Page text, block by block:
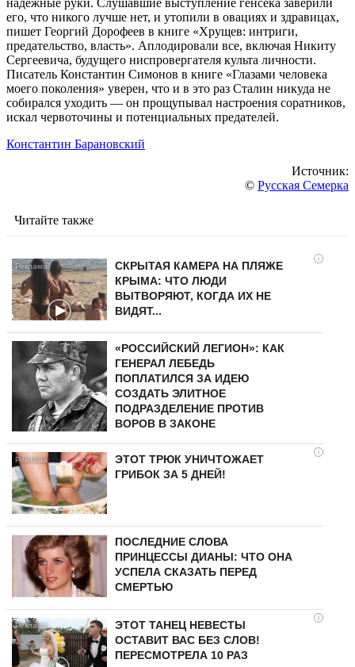
надежные руки. Слушавшие выступление генсека заверили
его, что никого лучше нет, и утопили в овациях и здравицах,
пишет Георгий Дорофеев в книге «Хрущев: интриги,
предательство, власть». Аплодировали все, включая Никиту
Сергеевича, будущего ниспровергателя культа личности.
Писатель Константин Симонов в книге «Глазами человека
моего поколения» уверен, что и в это раз Сталин никуда не
собирался уходить — он прощупывал настроения соратников,
искал червоточины и потенциальных предателей.
Константин Барановский
Источник:
© Русская Семерка
Читайте также
i
СКРЫТАЯ КАМЕРА НА ПЛЯЖЕ
КРЫМА: ЧТО ЛЮДИ
ВЫТВОРЯЮТ, КОГДА ИХ НЕ
ВИДЯТ...
«РОССИЙСКИЙ ЛЕГИОН»: КАК
ГЕНЕРАЛ ЛЕБЕДЬ
ПОПЛАТИЛСЯ ЗА ИДЕЮ
СОЗДАТЬ ЭЛИТНОЕ
ПОДРАЗДЕЛЕНИЕ ПРОТИВ
ВОРОВ В ЗАКОНЕ
i
ЭТОТ ТРЮК УНИЧТОЖАЕТ
ГРИБОК ЗА 5 ДНЕЙ!
ПОСЛЕДНИЕ СЛОВА
ПРИНЦЕССЫ ДИАНЫ: ЧТО ОНА
УСПЕЛА СКАЗАТЬ ПЕРЕД
СМЕРТЬЮ
i
ЭТОТ ТАНЕЦ НЕВЕСТЫ
ОСТАВИТ ВАС БЕЗ СЛОВ!
ПЕРЕСМОТРЕЛА 10 РАЗ